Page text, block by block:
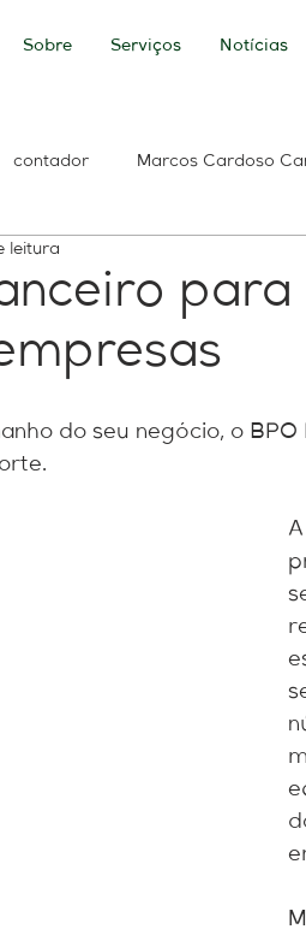
Sobre Serviços Notícias
contador Marcos Cardoso
de Débitos Débitos
leitura
do seu negócio, o